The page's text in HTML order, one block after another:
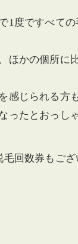
1度ですべて
ほかの個所に
感じられる方
たとおっし
回数券もござ